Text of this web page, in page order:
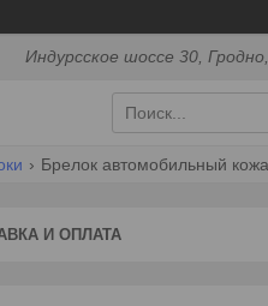
Индурсское шоссе 30,
Брелок автомобильный
И ОПЛАТА